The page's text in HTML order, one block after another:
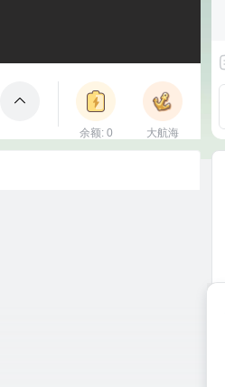
包裹
余额: 0
立即充值
大航海
立即上船